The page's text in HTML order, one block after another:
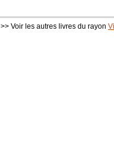
>> Voir les autres livres du rayon